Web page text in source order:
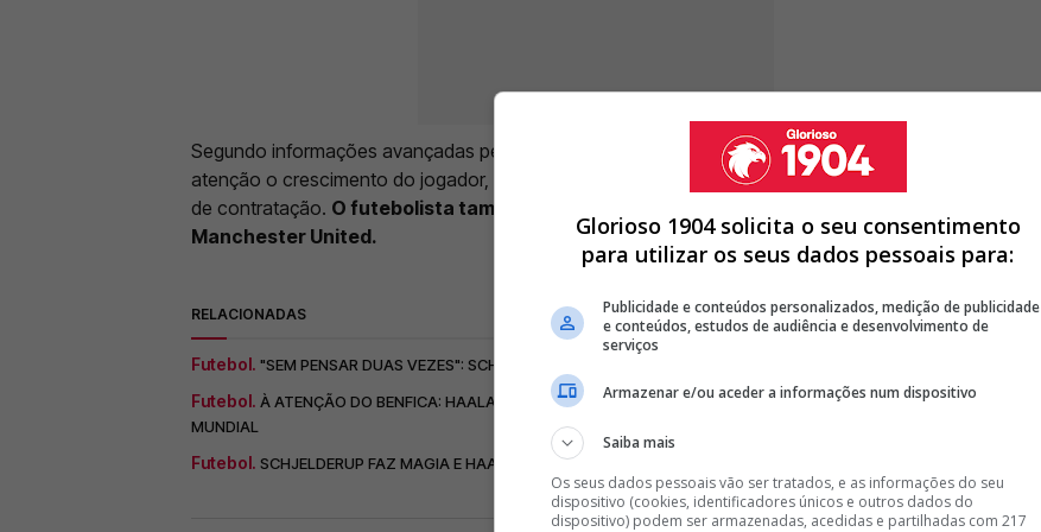
Segundo informações avançadas pelo 'As', os dois emblemas portugueses seguem com
atenção o crescimento do jogador, embora a concorrência prometa dificultar qualquer tentativa
de contratação. O futebolista também já terá entrado na órbita de Barcelona e
Manchester United.
RELACIONADAS
Futebol. "SEM PENSAR DUAS VEZES": SCHJELDERUP REVELA SEGREDO DE HAALAND
Futebol. À ATENÇÃO DO BENFICA: HAALAND ENTRA EM LISTA COM EUSÉBIO APÓS ARRANQUE DEMOLIDOR NO
MUNDIAL
Futebol. SCHJELDERUP FAZ MAGIA E HAALAND REAGE: "É UMA LOUCURA"
< >
Glorioso 1904 solicita o seu consentimento
para utilizar os seus dados pessoais para:
Publicidade e conteúdos personalizados, medição de publicidade
e conteúdos, estudos de audiência e desenvolvimento de
serviços
Armazenar e/ou aceder a informações num dispositivo
Saiba mais
Os seus dados pessoais vão ser tratados, e as informações do seu
dispositivo (cookies, identificadores únicos e outros dados do
dispositivo) podem ser armazenadas, acedidas e partilhadas com 217